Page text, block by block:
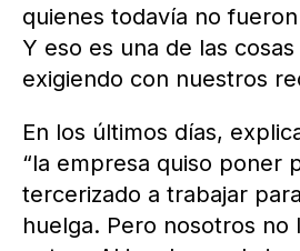
quienes todavía no
Y eso es una de las
exigiendo con nuestros
En los últimos días,
“la empresa quiso poner
tercerizado a trabajar
huelga. Pero nosotros no